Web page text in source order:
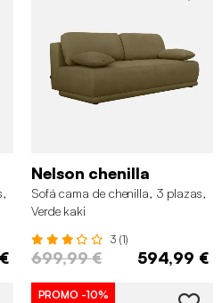
Nelson chenilla
Sofá cama de chenilla, 3 plazas,
Verde kaki
3 (1)
699,99 € 594,99 €
PROMO -10%